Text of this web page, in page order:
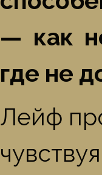
— как
где не
Лейф